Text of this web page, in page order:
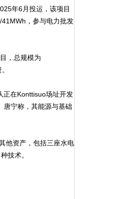
年6月投运，该项目
，参与电力批发
，总规模为
在Konttisuo场址开发
唐宁称，其能源与基础
他资产，包括三座水电
技术。